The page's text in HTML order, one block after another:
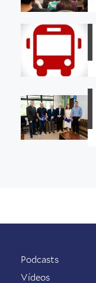
Podcasts
Vídeos